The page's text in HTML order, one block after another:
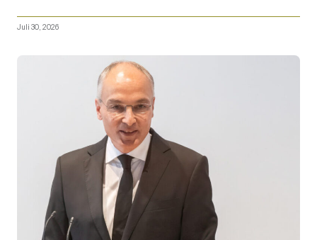
Juli 30, 2026